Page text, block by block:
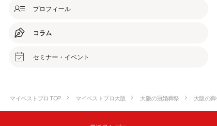
プロフィール
コラム
セミナー・イベント
マイベストプロ TOP マイベストプロ大阪 大阪の冠婚葬祭 大阪の